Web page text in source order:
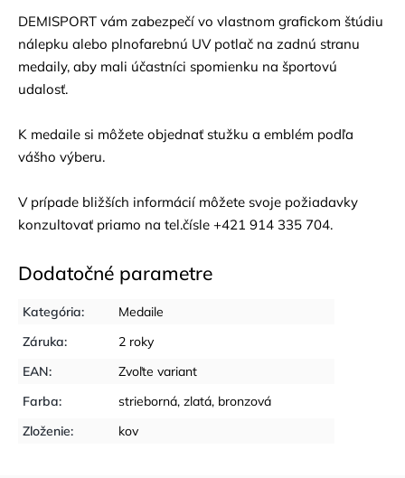
DEMISPORT vám zabezpečí vo vlastnom grafickom štúdiu
nálepku alebo plnofarebnú UV potlač na zadnú stranu
medaily, aby mali účastníci spomienku na športovú
udalosť.
K medaile si môžete objednať stužku a emblém podľa
vášho výberu.
V prípade bližších informácií môžete svoje požiadavky
konzultovať priamo na tel.čísle +421 914 335 704.
Dodatočné parametre
Kategória:
Medaile
Záruka:
2 roky
EAN:
Zvoľte variant
Farba: strieborná, zlatá, bronzová
Zloženie: kov